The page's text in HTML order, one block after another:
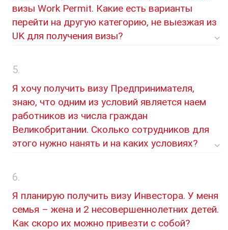
визы Work Permit. Какие есть варианты
перейти на другую категорию, не выезжая из
UK для получения визы?
Я хочу получить визу Предпринимателя,
знаю, что одним из условий является наем
работников из числа граждан
Великобритании. Сколько сотрудников для
этого нужно нанять и на каких условиях?
Я планирую получить визу Инвестора. У меня
семья – жена и 2 несовершеннолетних детей.
Как скоро их можно привезти с собой?